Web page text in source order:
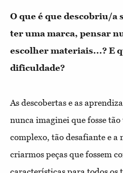
O que é que descobriu/a
ter uma marca, pensar
escolher materiais...? E
dificuldade?
As descobertas e as
nunca imaginei que fosse
complexo, tão desafiante e
criarmos peças que fossem